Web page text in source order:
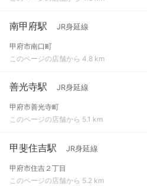
南甲府駅 JR身延線
甲府市南口町
このページの店舗から 4.8 km
善光寺駅 JR身延線
甲府市善光寺町
このページの店舗から 5.1 km
甲斐住吉駅 JR身延線
甲府市住吉２丁目
このページの店舗から 5.2 km